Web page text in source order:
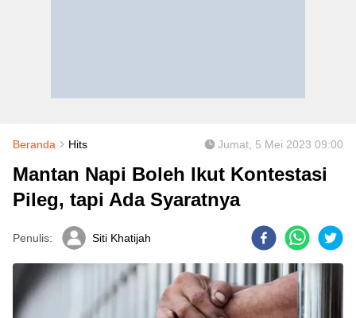
Beranda Hits Jumat, 5 Mei 2023 09:00
Mantan Napi Boleh Ikut Kontestasi
Pileg, tapi Ada Syaratnya
Penulis: Siti Khatijah